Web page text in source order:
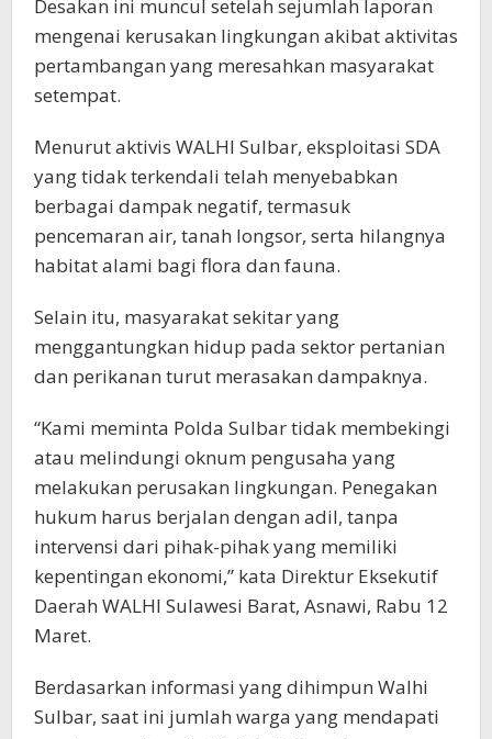
Desakan ini muncul setelah sejumlah laporan
mengenai kerusakan lingkungan akibat aktivitas
pertambangan yang meresahkan masyarakat
setempat.
Menurut aktivis WALHI Sulbar, eksploitasi SDA
yang tidak terkendali telah menyebabkan
berbagai dampak negatif, termasuk
pencemaran air, tanah longsor, serta hilangnya
habitat alami bagi flora dan fauna.
Selain itu, masyarakat sekitar yang
menggantungkan hidup pada sektor pertanian
dan perikanan turut merasakan dampaknya.
“Kami meminta Polda Sulbar tidak membekingi
atau melindungi oknum pengusaha yang
melakukan perusakan lingkungan. Penegakan
hukum harus berjalan dengan adil, tanpa
intervensi dari pihak-pihak yang memiliki
kepentingan ekonomi,” kata Direktur Eksekutif
Daerah WALHI Sulawesi Barat, Asnawi, Rabu 12
Maret.
Berdasarkan informasi yang dihimpun Walhi
Sulbar, saat ini jumlah warga yang mendapati